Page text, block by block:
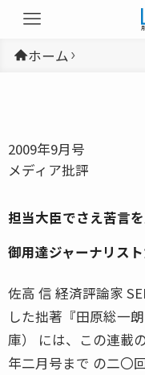
ホーム
2009年9月号
メディア批評
担当大臣でさえ苦言
御用達ジャーナリス
佐高 信 経済評論家
した拙著『田原総一
庫） には、この連載
年二月号まで の二〇